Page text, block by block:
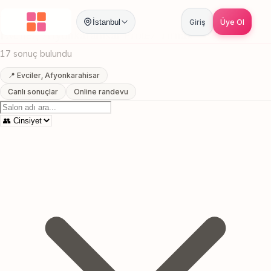
İstanbul Giriş Üye Ol
Anasayfa / Afyonkarahisar Evciler Protez Tirnak
Evciler, Afyonkarahisar Protez Tirnak
17 sonuç bulundu
📍 Evciler, Afyonkarahisar
Canlı sonuçlar
Online randevu